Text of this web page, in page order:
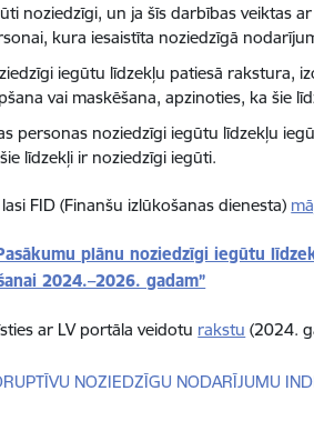
noziedzīgi, un ja šīs darbības veiktas
kura iesaistīta noziedzīgā
iegūtu līdzekļu patiesā rakstura,
vai maskēšana, apzinoties, ka šie
personas noziedzīgi iegūtu līdzekļu
līdzekļi ir noziedzīgi iegūti.
FID (Finanšu izlūkošanas dienesta)
plānu noziedzīgi iegūtu
2024.–2026. gadam”
ar LV portāla veidotu rakstu (2024.
NOZIEDZĪGU NODARĪJUMU